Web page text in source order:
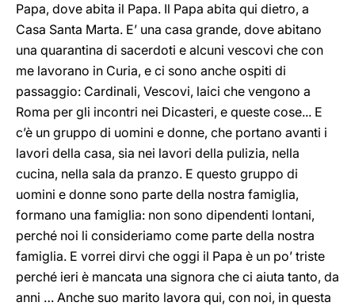
Papa, dove abita il Papa. Il Papa abita qui dietro, a
Casa Santa Marta. E’ una casa grande, dove abitano
una quarantina di sacerdoti e alcuni vescovi che con
me lavorano in Curia, e ci sono anche ospiti di
passaggio: Cardinali, Vescovi, laici che vengono a
Roma per gli incontri nei Dicasteri, e queste cose... E
c’è un gruppo di uomini e donne, che portano avanti i
lavori della casa, sia nei lavori della pulizia, nella
cucina, nella sala da pranzo. E questo gruppo di
uomini e donne sono parte della nostra famiglia,
formano una famiglia: non sono dipendenti lontani,
perché noi li consideriamo come parte della nostra
famiglia. E vorrei dirvi che oggi il Papa è un po’ triste
perché ieri è mancata una signora che ci aiuta tanto, da
anni … Anche suo marito lavora qui, con noi, in questa